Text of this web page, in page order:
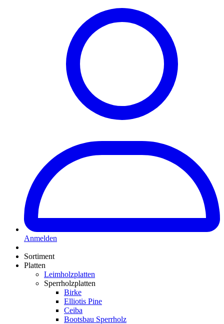
Anmelden
Sortiment
Platten
Leimholzplatten
Sperrholzplatten
Birke
Elliotis Pine
Ceiba
Bootsbau Sperrholz